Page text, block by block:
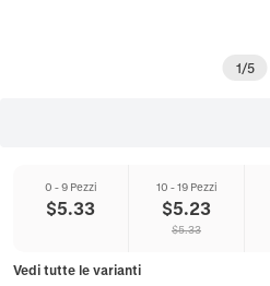
1/5
0 - 9 Pezzi
$5.33
10 - 19 Pezzi
$5.23
$5.33
Vedi tutte le varianti